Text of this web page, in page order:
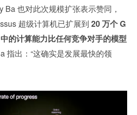
Ba 也对此次规模扩张表示赞同，
超级计算机已扩展到 20 万个 G
的计算能力比任何竞争对手的模型
指出：“这确实是发展最快的领